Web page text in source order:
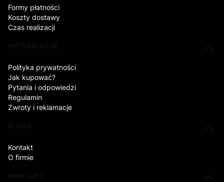
Formy płatności
Koszty dostawy
Czas realizacji
Polityka prywatności
Jak kupować?
Pytania i odpowiedzi
Regulamin
Zwroty i reklamacje
Kontakt
O firmie